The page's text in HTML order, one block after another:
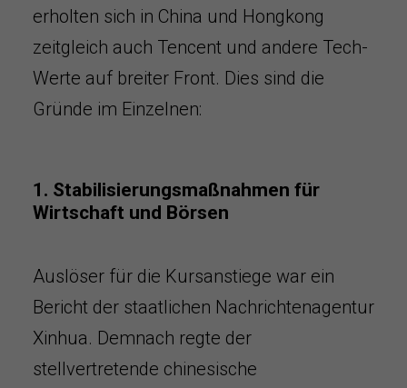
erholten sich in China und Hongkong
zeitgleich auch Tencent und andere Tech-
Werte auf breiter Front. Dies sind die
Gründe im Einzelnen:
1. Stabilisierungsmaßnahmen für
Wirtschaft und Börsen
Auslöser für die Kursanstiege war ein
Bericht der staatlichen Nachrichtenagentur
Xinhua. Demnach regte der
stellvertretende chinesische